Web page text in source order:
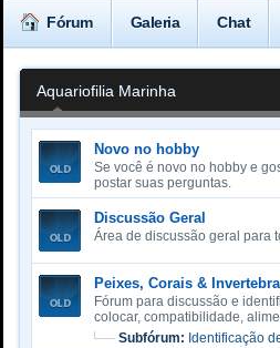
Fórum Galeria Chat
Aquariofilia Marinha
Novo no hobby
Se você é novo no hobby e
postar suas perguntas.
Discussão Geral
Área de discussão geral para
Peixes, Corais &
Fórum para discussão e
colocar, compatibilidade,
Subfórum: Identificação